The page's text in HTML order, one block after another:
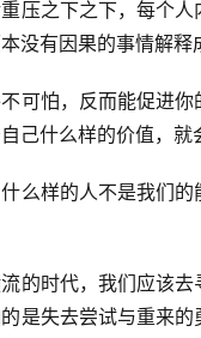
压之下之下，每个
没有因果的事情解释
可怕，反而能促进
己什么样的价值，就
么样的人不是我们
的时代，我们应该
是失去尝试与重来